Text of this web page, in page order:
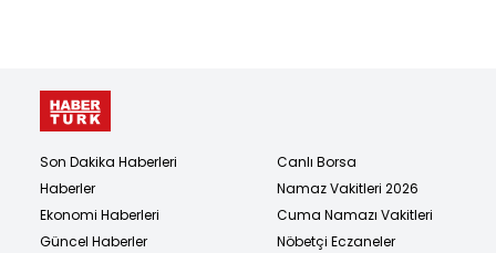
Son Dakika Haberleri
Haberler
Ekonomi Haberleri
Güncel Haberler
Canlı Borsa
Namaz Vakitleri 2026
Cuma Namazı Vakitleri
Nöbetçi Eczaneler